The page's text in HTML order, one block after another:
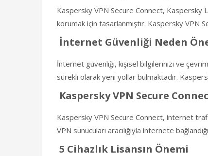
Kaspersky VPN Secure Connect, Kaspersky
korumak için tasarlanmıştır. Kaspersky VPN
İnternet Güvenliği Neden
İnternet güvenliği, kişisel bilgilerinizi ve
sürekli olarak yeni yollar bulmaktadır.
Kaspersky VPN Secure
Kaspersky VPN Secure Connect, internet
VPN sunucuları aracılığıyla internete
5 Cihazlık Lisansın Önemi